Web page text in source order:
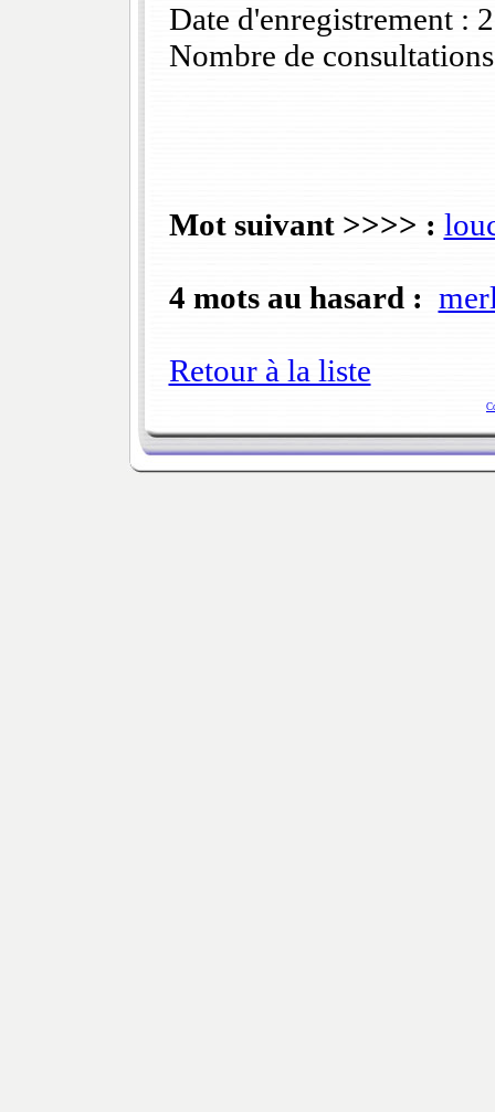
Date d'enregistrement :
Nombre de
Mot suivant >>>> :
4 mots au hasard :
Retour à la liste